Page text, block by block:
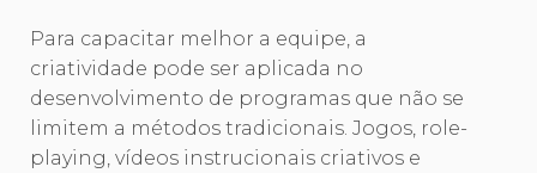
Para capacitar melhor a equipe, a
criatividade pode ser aplicada no
desenvolvimento de programas que não se
limitem a métodos tradicionais. Jogos, role-
playing, vídeos instrucionais criativos e